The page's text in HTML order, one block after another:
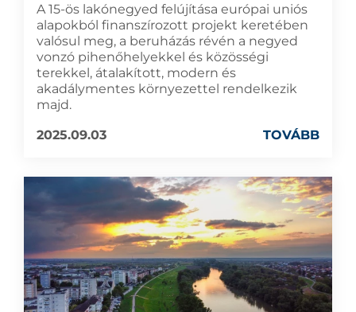
A 15-ös lakónegyed felújítása európai uniós
alapokból finanszírozott projekt keretében
valósul meg, a beruházás révén a negyed
vonzó pihenőhelyekkel és közösségi
terekkel, átalakított, modern és
akadálymentes környezettel rendelkezik
majd.
2025.09.03
TOVÁBB